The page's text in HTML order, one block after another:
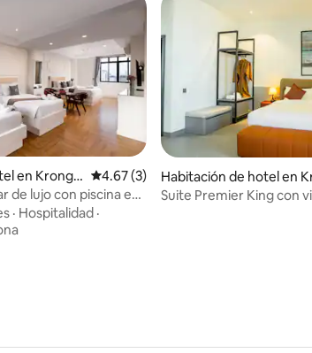
5, 4 reseñas
en Krong P Calificación promedio: 4.67 de 5, 3
4.67 (3)
de lujo con piscina en
· Hospitalidad ·
Habitación de hotel en
Poi Pet
Suite Premier King con